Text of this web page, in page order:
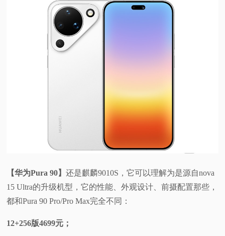
【华为Pura 90】还是麒麟9010S，它可以理解为是源自nova
15 Ultra的升级机型，它的性能、外观设计、前摄配置那些，
都和Pura 90 Pro/Pro Max完全不同：
12+256版4699元；